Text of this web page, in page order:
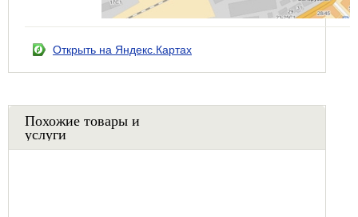
Открыть на Яндекс.Картах
Похожие товары и
услуги